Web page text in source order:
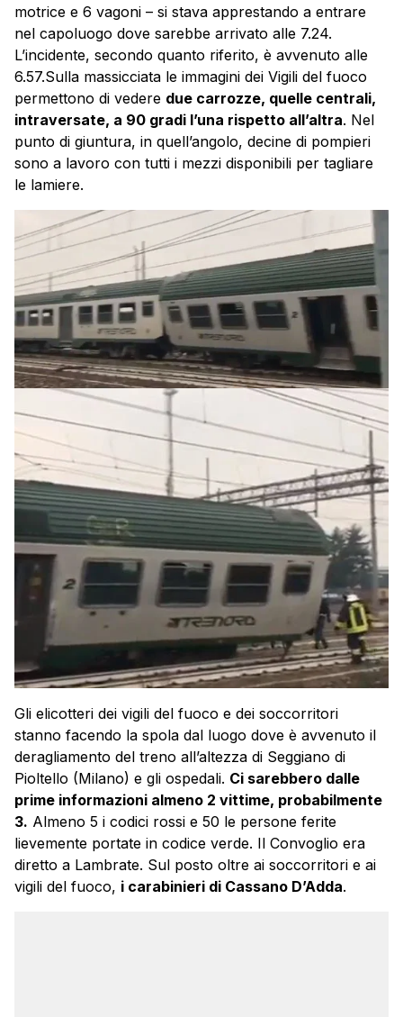
motrice e 6 vagoni – si stava apprestando a entrare
nel capoluogo dove sarebbe arrivato alle 7.24.
L’incidente, secondo quanto riferito, è avvenuto alle
6.57.Sulla massicciata le immagini dei Vigili del fuoco
permettono di vedere due carrozze, quelle centrali,
intraversate, a 90 gradi l’una rispetto all’altra. Nel
punto di giuntura, in quell’angolo, decine di pompieri
sono a lavoro con tutti i mezzi disponibili per tagliare
le lamiere.
Gli elicotteri dei vigili del fuoco e dei soccorritori
stanno facendo la spola dal luogo dove è avvenuto il
deragliamento del treno all’altezza di Seggiano di
Pioltello (Milano) e gli ospedali. Ci sarebbero dalle
prime informazioni almeno 2 vittime, probabilmente
3. Almeno 5 i codici rossi e 50 le persone ferite
lievemente portate in codice verde. Il Convoglio era
diretto a Lambrate. Sul posto oltre ai soccorritori e ai
vigili del fuoco, i carabinieri di Cassano D’Adda.